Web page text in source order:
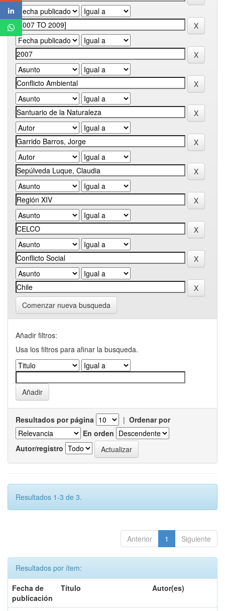
Comenzar nueva busqueda
Añadir filtros:
Usa los filtros para afinar la busqueda.
Resultados por página | Ordenar por
En orden
Autor/registro
Resultados 1-3 de 3.
Anterior 1 Siguiente
Resultados por ítem:
Fecha de
publicación
Título Autor(es)